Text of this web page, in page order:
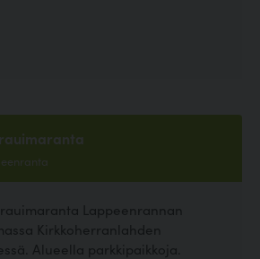
Lappeenrannan
Kirkkoherranlahden
Alueella parkkipaikkoja.